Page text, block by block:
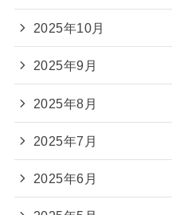
2025年10月
2025年9月
2025年8月
2025年7月
2025年6月